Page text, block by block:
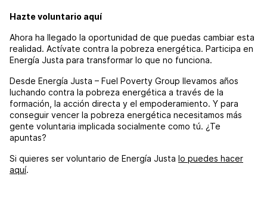
Hazte voluntario aquí
Ahora ha llegado la oportunidad de que puedas cambiar esta
realidad. Actívate contra la pobreza energética. Participa en
Energía Justa para transformar lo que no funciona.
Desde Energía Justa – Fuel Poverty Group llevamos años
luchando contra la pobreza energética a través de la
formación, la acción directa y el empoderamiento. Y para
conseguir vencer la pobreza energética necesitamos más
gente voluntaria implicada socialmente como tú. ¿Te
apuntas?
Si quieres ser voluntario de Energía Justa lo puedes hacer
aquí.